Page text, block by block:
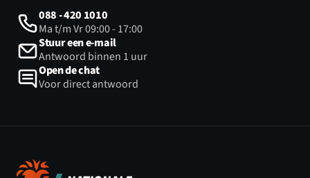
088 - 420 1010
Ma t/m Vr 09:00 - 17:00
Stuur een e-mail
Antwoord binnen 1 uur
Open de chat
Voor direct antwoord